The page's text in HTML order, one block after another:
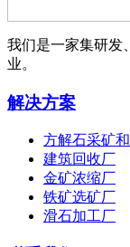
我们是一家集研发
业。
解决方案
方解石采矿
建筑回收厂
金矿浓缩厂
铁矿选矿厂
滑石加工厂